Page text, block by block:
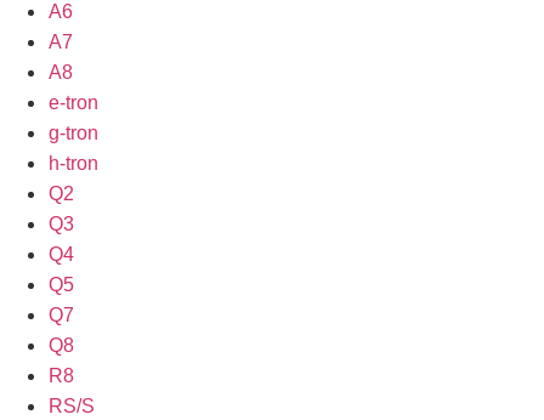
A6
A7
A8
e-tron
g-tron
h-tron
Q2
Q3
Q4
Q5
Q7
Q8
R8
RS/S